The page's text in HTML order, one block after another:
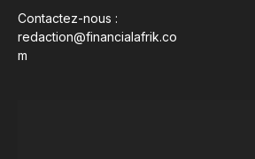
Contactez-nous :
redaction@financialafrik.co
m